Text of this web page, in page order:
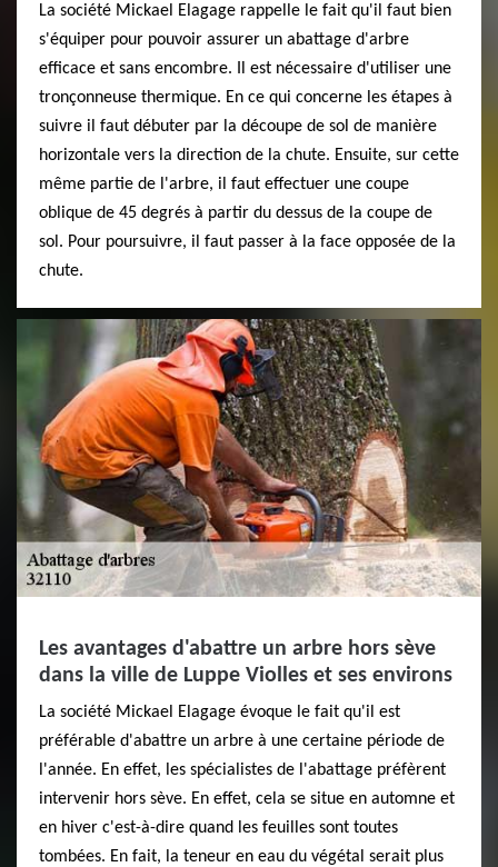
La société Mickael Elagage rappelle le fait qu'il faut bien
s'équiper pour pouvoir assurer un abattage d'arbre
efficace et sans encombre. Il est nécessaire d'utiliser une
tronçonneuse thermique. En ce qui concerne les étapes à
suivre il faut débuter par la découpe de sol de manière
horizontale vers la direction de la chute. Ensuite, sur cette
même partie de l'arbre, il faut effectuer une coupe
oblique de 45 degrés à partir du dessus de la coupe de
sol. Pour poursuivre, il faut passer à la face opposée de la
chute.
Les avantages d'abattre un arbre hors sève
dans la ville de Luppe Violles et ses environs
La société Mickael Elagage évoque le fait qu'il est
préférable d'abattre un arbre à une certaine période de
l'année. En effet, les spécialistes de l'abattage préfèrent
intervenir hors sève. En effet, cela se situe en automne et
en hiver c'est-à-dire quand les feuilles sont toutes
tombées. En fait, la teneur en eau du végétal serait plus